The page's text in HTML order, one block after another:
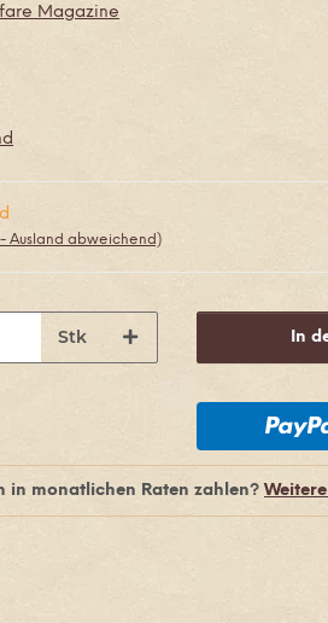
Magazine
- Ausland abweichend)
Stk In
in monatlichen Raten zahlen?